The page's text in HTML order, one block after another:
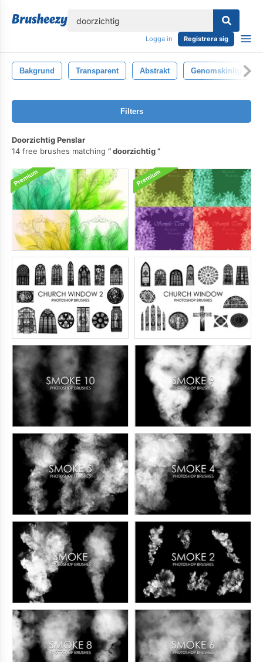
Logga in Registrera sig
Bakgrund Transparent Abstrakt Genomskinlig
Filters
Doorzichtig Penslar
14 free brushes matching
doorzichtig